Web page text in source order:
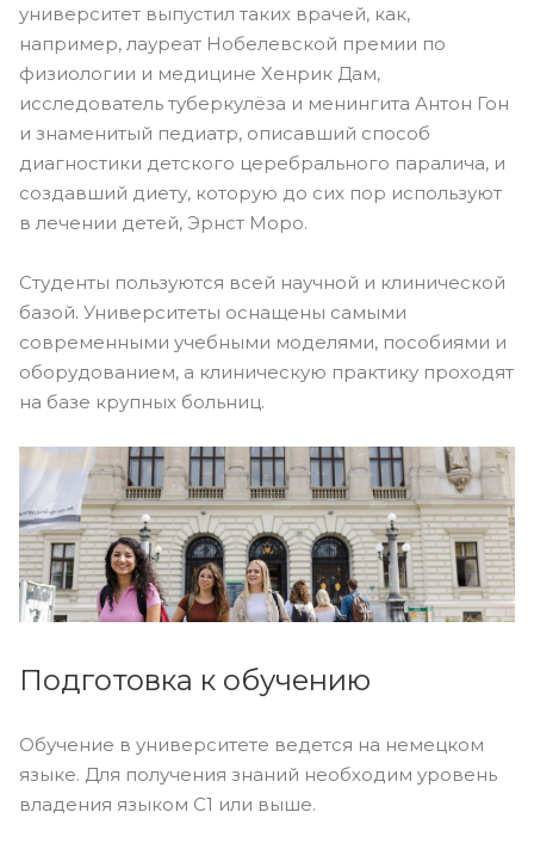
университет выпустил таких врачей, как,
например, лауреат Нобелевской премии по
физиологии и медицине Хенрик Дам,
исследователь туберкулёза и менингита Антон Гон
и знаменитый педиатр, описавший способ
диагностики детского церебрального паралича, и
создавший диету, которую до сих пор используют
в лечении детей, Эрнст Моро.
Студенты пользуются всей научной и клинической
базой. Университеты оснащены самыми
современными учебными моделями, пособиями и
оборудованием, а клиническую практику проходят
на базе крупных больниц.
Подготовка к обучению
Обучение в университете ведется на немецком
языке. Для получения знаний необходим уровень
владения языком С1 или выше.